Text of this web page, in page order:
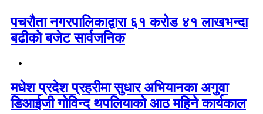
पचरौता नगरपालिकाद्वारा ६१ करोड ४१ लाखभन्दा
बढीको बजेट सार्वजनिक
मधेश प्रदेश प्रहरीमा सुधार अभियानका अगुवा
डिआईजी गोविन्द थपलियाको आठ महिने कार्यकाल